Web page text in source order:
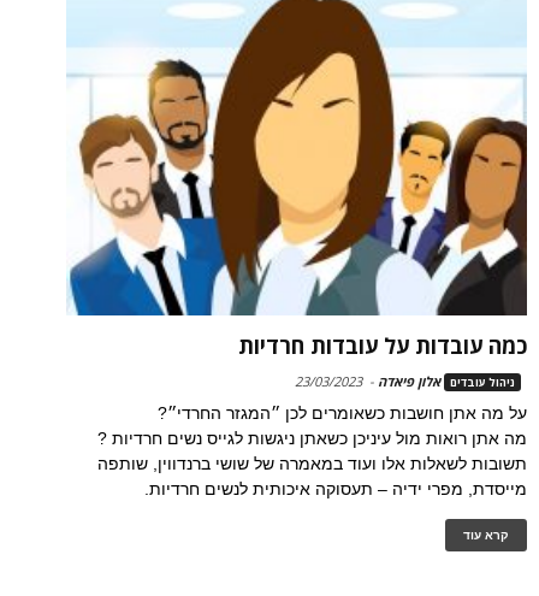
כמה עובדות על עובדות חרדיות
ניהול עובדים אלון פיאדה -
23/03/2023
על מה אתן חושבות כשאומרים לכן ״המגזר החרדי״?
מה אתן רואות מול עיניכן כשאתן ניגשות לגייס נשים חרדיות ?
תשובות לשאלות אלו ועוד במאמרה של שושי ברנדווין, שותפה
מייסדת, מפרי ידיה – תעסוקה איכותית לנשים חרדיות.
קרא עוד